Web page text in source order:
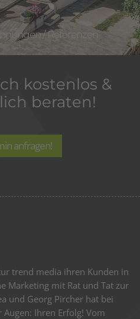
/Referenzen
kostenlos &
beraten!
anfragen!
trend media ihren Kunden in
Marketing mit Rat und Tat zur
und Georg Pircher hat bei
Ihren Erfolg! Vom